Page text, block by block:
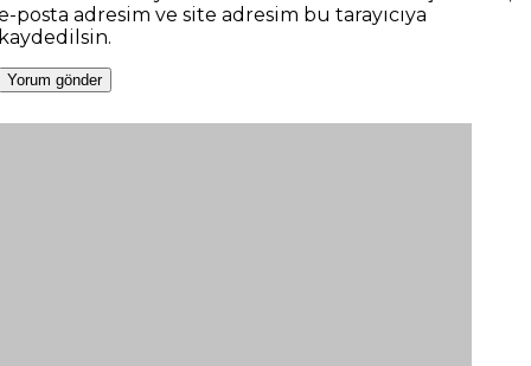
posta adresim ve site adresim bu tarayıcıya